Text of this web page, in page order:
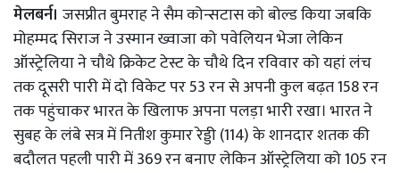
मेलबर्न। जसप्रीत बुमराह ने सैम कोन्सटास को बोल्ड किया जबकि
मोहम्मद सिराज ने उस्मान ख्वाजा को पवेलियन भेजा लेकिन
ऑस्ट्रेलिया ने चौथे क्रिकेट टेस्ट के चौथे दिन रविवार को यहां लंच
तक दूसरी पारी में दो विकेट पर 53 रन से अपनी कुल बढ़त 158 रन
तक पहुंचाकर भारत के खिलाफ अपना पलड़ा भारी रखा। भारत ने
सुबह के लंबे सत्र में नितीश कुमार रेड्डी (114) के शानदार शतक की
बदौलत पहली पारी में 369 रन बनाए लेकिन ऑस्ट्रेलिया को 105 रन